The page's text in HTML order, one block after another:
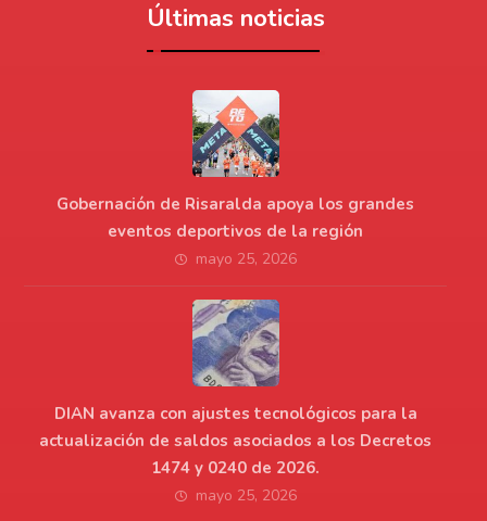
Últimas noticias
Gobernación de Risaralda apoya los grandes
eventos deportivos de la región
mayo 25, 2026
DIAN avanza con ajustes tecnológicos para la
actualización de saldos asociados a los Decretos
1474 y 0240 de 2026.
mayo 25, 2026